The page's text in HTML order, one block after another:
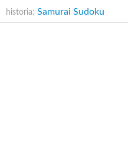
historia: Samurai Sudoku